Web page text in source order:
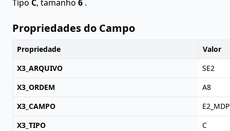
Tipo C, tamanho 6 .
Propriedades do Campo
Propriedade
Valor
X3_ARQUIVO
SE2
X3_ORDEM
A8
X3_CAMPO
X3_TIPO
C